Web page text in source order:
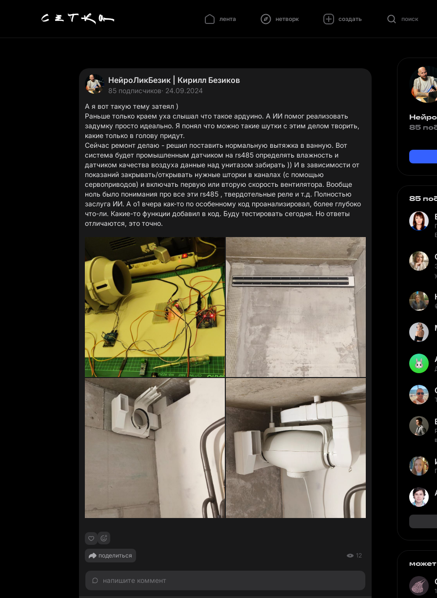
лента нетворк создать поиск
НейроЛикБезик | Кирилл Безиков
85 подписчиков· 24.09.2024
А я вот такую тему затеял )
Раньше только краем уха слышал что такое ардуино. А ИИ помог реализовать
задумку просто идеально. Я понял что можно такие шутки с этим делом творить,
какие только в голову придут.
Сейчас ремонт делаю - решил поставить нормальную вытяжка в ванную. Вот
система будет промышленным датчиком на rs485 определять влажность и
датчиком качества воздуха данные над унитазом забирать )) И в зависимости от
показаний закрывать/открывать нужные шторки в каналах (с помощью
сервоприводов) и включать первую или вторую скорость вентилятора. Вообще
ноль было понимания про все эти rs485 , твердотельные реле и т.д. Полностью
заслуга ИИ. А о1 вчера как-то по особенному код проанализировал, более глубоко
что-ли. Какие-то функции добавил в код. Буду тестировать сегодня. Но ответы
отличаются, это точно.
поделиться 12
напишите коммент
85
85